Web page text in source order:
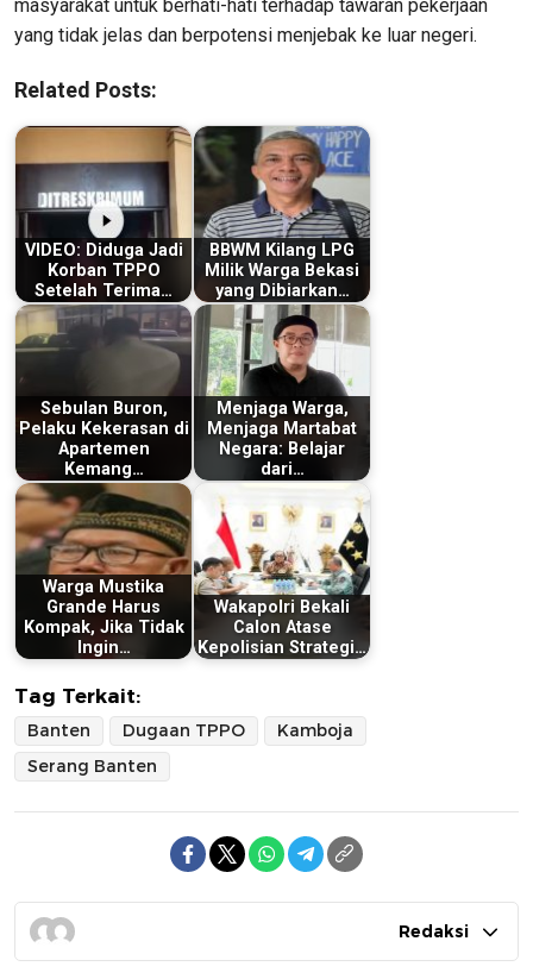
masyarakat untuk berhati-hati terhadap tawaran pekerjaan
yang tidak jelas dan berpotensi menjebak ke luar negeri.
Related Posts:
VIDEO: Diduga Jadi
Korban TPPO
Setelah Terima…
BBWM Kilang LPG
Milik Warga Bekasi
yang Dibiarkan…
Sebulan Buron,
Pelaku Kekerasan di
Apartemen
Kemang…
Menjaga Warga,
Menjaga Martabat
Negara: Belajar
dari…
Warga Mustika
Grande Harus
Kompak, Jika Tidak
Ingin…
Wakapolri Bekali
Calon Atase
Kepolisian Strategi…
Tag Terkait:
Banten Dugaan TPPO
Kamboja
Serang Banten
Redaksi